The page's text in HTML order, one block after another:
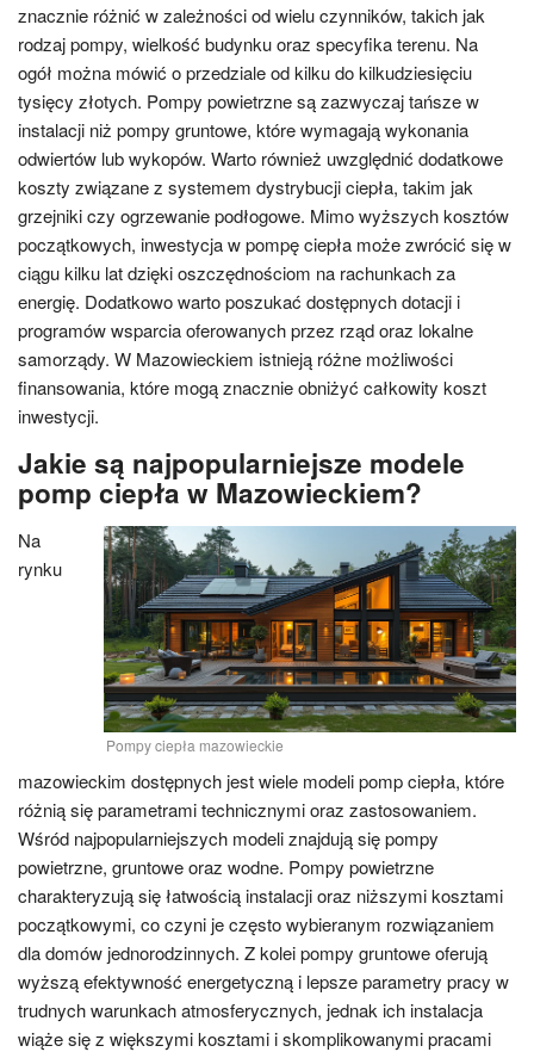
znacznie różnić w zależności od wielu czynników, takich jak
rodzaj pompy, wielkość budynku oraz specyfika terenu. Na
ogół można mówić o przedziale od kilku do kilkudziesięciu
tysięcy złotych. Pompy powietrzne są zazwyczaj tańsze w
instalacji niż pompy gruntowe, które wymagają wykonania
odwiertów lub wykopów. Warto również uwzględnić dodatkowe
koszty związane z systemem dystrybucji ciepła, takim jak
grzejniki czy ogrzewanie podłogowe. Mimo wyższych kosztów
początkowych, inwestycja w pompę ciepła może zwrócić się w
ciągu kilku lat dzięki oszczędnościom na rachunkach za
energię. Dodatkowo warto poszukać dostępnych dotacji i
programów wsparcia oferowanych przez rząd oraz lokalne
samorządy. W Mazowieckiem istnieją różne możliwości
finansowania, które mogą znacznie obniżyć całkowity koszt
inwestycji.
Jakie są najpopularniejsze modele
pomp ciepła w Mazowieckiem?
Pompy ciepła mazowieckie
Na
rynku
mazowieckim dostępnych jest wiele modeli pomp ciepła, które
różnią się parametrami technicznymi oraz zastosowaniem.
Wśród najpopularniejszych modeli znajdują się pompy
powietrzne, gruntowe oraz wodne. Pompy powietrzne
charakteryzują się łatwością instalacji oraz niższymi kosztami
początkowymi, co czyni je często wybieranym rozwiązaniem
dla domów jednorodzinnych. Z kolei pompy gruntowe oferują
wyższą efektywność energetyczną i lepsze parametry pracy w
trudnych warunkach atmosferycznych, jednak ich instalacja
wiąże się z większymi kosztami i skomplikowanymi pracami